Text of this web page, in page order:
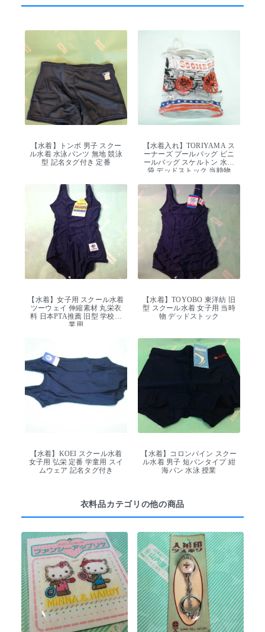
【水着】トンボ 男子 スクー
ル水着 水泳パンツ 無地 競泳
型 記名タグ付き 定番
【水着入れ】TORIYAMA ス
ーナーズ プールバッグ ビニ
ールバッグ スケルトン 水泳
袋 デッドストック 当時物
【水着】女子用 スクール水着
ツーウェイ 伸縮素材 丸栄衣
料 日本PTA推薦 旧型 学校授
業用
【水着】TOYOBO 東洋紡 旧
型 スクール水着 女子用 当時
物 デッドストック
【水着】KOEI スクール水着
女子用 弘栄 定番 学童用 スイ
ムウェア 記名タグ付き
【水着】コロンバイン スクー
ル水着 男子 短パンタイプ 紺
海パン 水泳 授業
衣料品カテゴリの他の商品